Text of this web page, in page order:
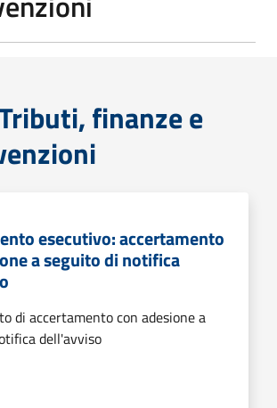
finanze e
esecutivo: accertamento
a seguito di notifica
di accertamento con adesione a
dell'avviso